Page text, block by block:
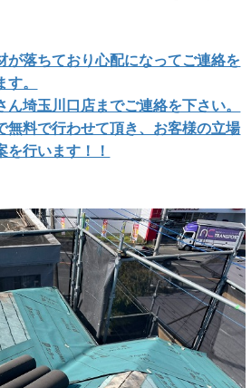
が落ちており心配になってご連絡を
。
埼玉川口店までご連絡を下さい。
無料で行わせて頂き、お客様の立場
を行います！！